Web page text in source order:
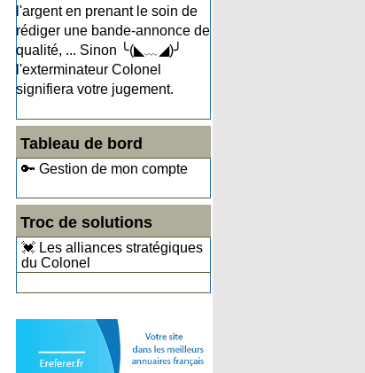
l'argent en prenant le soin de
rédiger une bande-annonce de
qualité, ... Sinon ╰(◣﹏◢)╯
l'exterminateur Colonel
signifiera votre jugement.
Tableau de bord
🔑 Gestion de mon compte
Troc de solutions
💓 Les alliances stratégiques
du Colonel